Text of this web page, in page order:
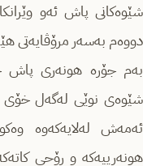
شێوەکانی پاش ئەو
دووەم بەسەر مرۆڤایەتی
بەم جۆرە هونەری پاش
شێوەی نوێی لەگەل خۆی
ئەمەش لەلایەکەوە
هونەرییەکە و ڕۆحی